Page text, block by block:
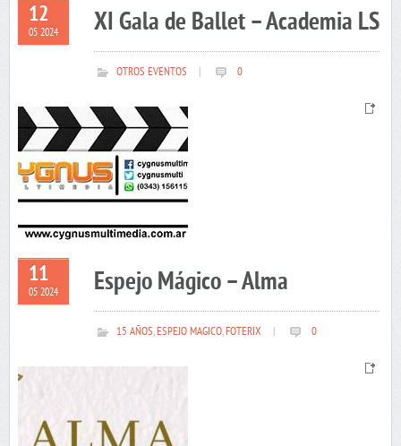
12
05 2024 XI Gala de Ballet – Academia LS
OTROS EVENTOS 0
11
05 2024 Espejo Mágico – Alma
15 AÑOS,ESPEJO MAGICO,FOTERIX 0